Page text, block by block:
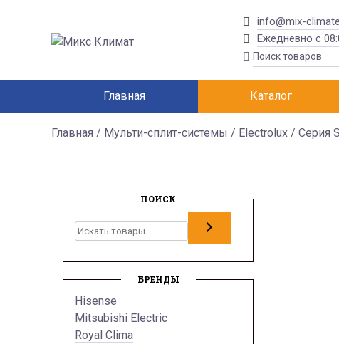
info@mix-
Ежедневно с
Главная Каталог
Главная / Мульти-сплит-системы / Electrolux / Серия
ПОИСК
Поиск
БРЕНДЫ
Hisense
Mitsubishi Electric
Royal Clima